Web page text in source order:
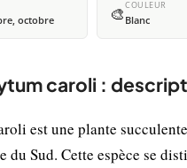
octobre 🎨COULEUR
Blanc
caroli :
est une plante
du Sud. Cette espèce se